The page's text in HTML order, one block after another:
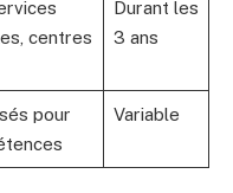
centres
Durant les
3 ans
pour
Variable